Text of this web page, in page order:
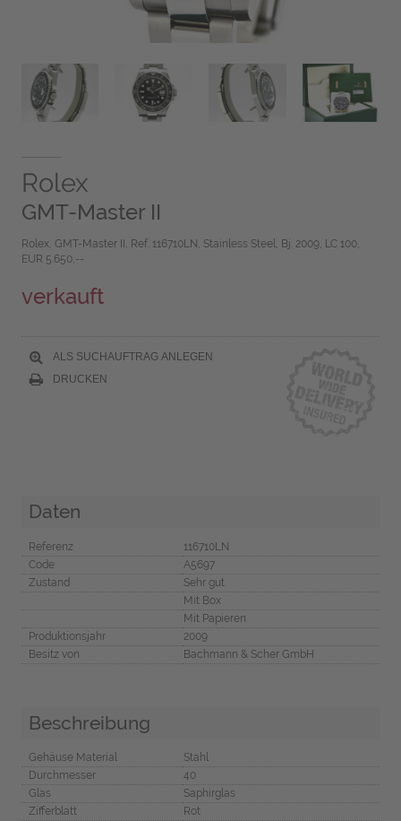
Rolex
GMT-Master II
Rolex, GMT-Master II, Ref. 116710LN, Stainless Steel, Bj. 2009, LC 100,
EUR 5.650,--
verkauft
ALS SUCHAUFTRAG ANLEGEN
DRUCKEN
Daten
Referenz
116710LN
Code
A5697
Zustand
Sehr gut
Mit Box
Mit Papieren
Produktionsjahr
2009
Besitz von
Bachmann & Scher GmbH
Beschreibung
Gehäuse Material
Stahl
Durchmesser
40
Glas
Saphirglas
Zifferblatt
Rot